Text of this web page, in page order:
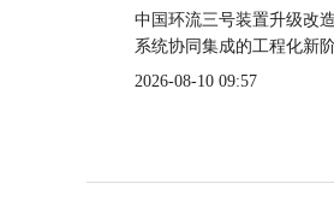
中国环流三号装置升级改
系统协同集成的工程化新阶
2026-08-10 09:57